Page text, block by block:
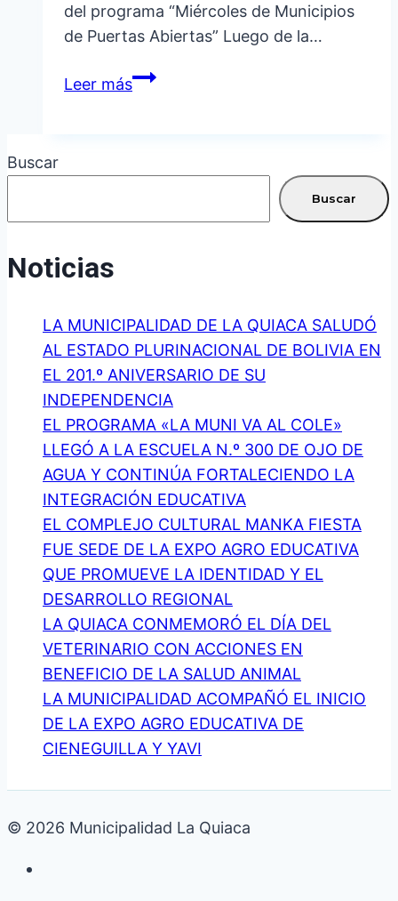
del programa “Miércoles de Municipios
de Puertas Abiertas” Luego de la…
Leer másCOMENZARON
CALLE
ARGENTINAS:
POTABLE
TRABAJAN
EN
UNA
SOLUCIÓN
DEFINITIVA
Buscar
Buscar
Noticias
LA MUNICIPALIDAD DE LA QUIACA SALUDÓ
AL ESTADO PLURINACIONAL DE BOLIVIA EN
EL 201.º ANIVERSARIO DE SU
INDEPENDENCIA
EL PROGRAMA «LA MUNI VA AL COLE»
LLEGÓ A LA ESCUELA N.º 300 DE OJO DE
AGUA Y CONTINÚA FORTALECIENDO LA
INTEGRACIÓN EDUCATIVA
EL COMPLEJO CULTURAL MANKA FIESTA
FUE SEDE DE LA EXPO AGRO EDUCATIVA
QUE PROMUEVE LA IDENTIDAD Y EL
DESARROLLO REGIONAL
LA QUIACA CONMEMORÓ EL DÍA DEL
VETERINARIO CON ACCIONES EN
BENEFICIO DE LA SALUD ANIMAL
LA MUNICIPALIDAD ACOMPAÑÓ EL INICIO
DE LA EXPO AGRO EDUCATIVA DE
CIENEGUILLA Y YAVI
© 2026 Municipalidad La Quiaca